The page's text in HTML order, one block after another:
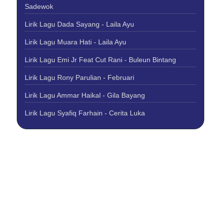
Sadewok
Lirik Lagu Dada Sayang - Laila Ayu
Lirik Lagu Muara Hati - Laila Ayu
Lirik Lagu Emi Jr Feat Cut Rani - Buleun Bintang
Lirik Lagu Rony Parulian - Februari
Lirik Lagu Ammar Haikal - Gila Bayang
Lirik Lagu Syafiq Farhain - Cerita Luka